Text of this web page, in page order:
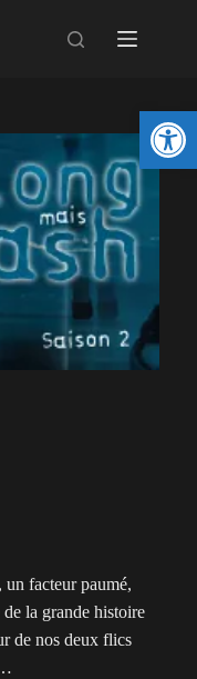
facteur paumé,
la grande histoire
de nos deux flics